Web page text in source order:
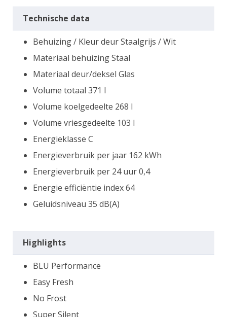
Technische data
Behuizing / Kleur deur Staalgrijs / Wit
Materiaal behuizing Staal
Materiaal deur/deksel Glas
Volume totaal 371 l
Volume koelgedeelte 268 l
Volume vriesgedeelte 103 l
Energieklasse C
Energieverbruik per jaar 162 kWh
Energieverbruik per 24 uur 0,4
Energie efficiëntie index 64
Geluidsniveau 35 dB(A)
Highlights
BLU Performance
Easy Fresh
No Frost
Super Silent